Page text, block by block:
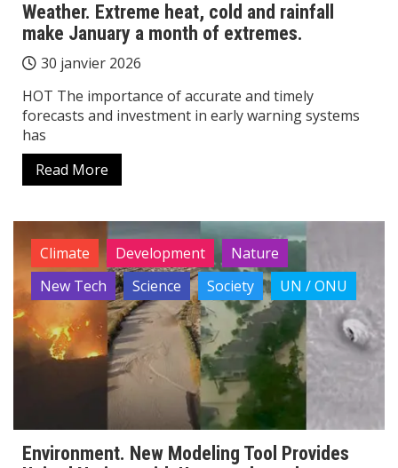
Weather. Extreme heat, cold and rainfall
make January a month of extremes.
30 janvier 2026
HOT The importance of accurate and timely
forecasts and investment in early warning systems
has
Read More
Climate Development
Nature
New Tech
Science Society UN / ONU
Environment. New Modeling Tool Provides